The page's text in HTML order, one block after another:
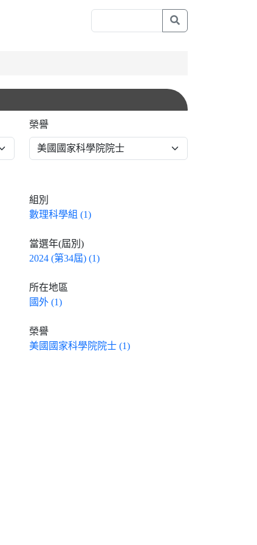
榮譽
組別
數理科學組 (1)
當選年(屆別)
2024 (第34屆) (1)
所在地區
國外 (1)
榮譽
美國國家科學院院士 (1)